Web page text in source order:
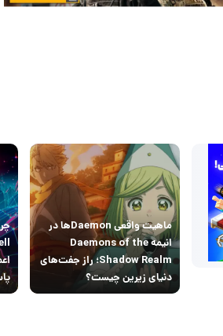
ماهیت واقعی Daemonها در
انیمه Daemons of the
Shadow Realm؛ راز جفت‌های
دنیای زیرین چیست؟